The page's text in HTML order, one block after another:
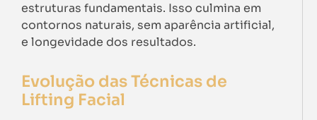
estruturas fundamentais. Isso culmina em
contornos naturais, sem aparência artificial,
e longevidade dos resultados.
Evolução das Técnicas de
Lifting Facial